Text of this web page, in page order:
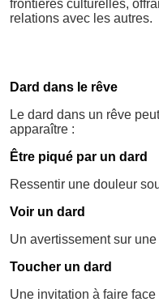
frontières culturelles,
relations avec les autres.
Dard dans le rêve
Le dard dans un rêve
apparaître :
Être piqué par un dard
Ressentir une douleur
Voir un dard
Un avertissement sur
Toucher un dard
Une invitation à faire